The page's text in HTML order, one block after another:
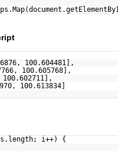
100.604481],
100.605768],
100.613834]
i++) {